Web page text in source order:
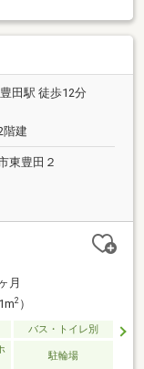
田駅 徒歩12分
階建
東豊田２
月
2）
バス・トイレ別
駐輪場